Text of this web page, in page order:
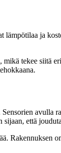
ja
tekee siitä
sijaan, että
Rakennuksen